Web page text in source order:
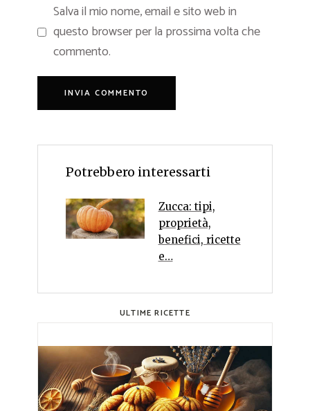
Salva il mio nome, email e sito web in
questo browser per la prossima volta che
commento.
Potrebbero interessarti
Zucca: tipi,
proprietà,
benefici, ricette
e…
ULTIME RICETTE